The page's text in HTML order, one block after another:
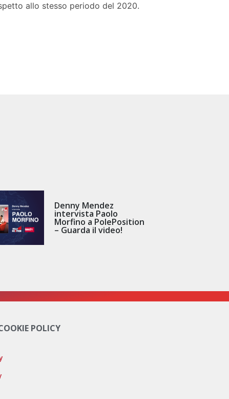
allo stesso periodo del 2020.
Denny Mendez
intervista Paolo
Morfino a PolePosition
– Guarda il video!
POLICY